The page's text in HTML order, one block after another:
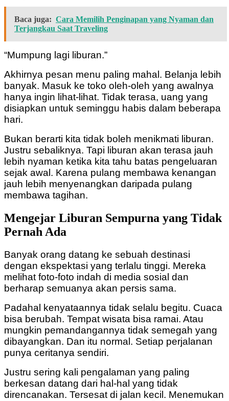
Baca juga: Cara Memilih Penginapan yang Nyaman dan
Terjangkau Saat Traveling
“Mumpung lagi liburan.”
Akhirnya pesan menu paling mahal. Belanja lebih
banyak. Masuk ke toko oleh-oleh yang awalnya
hanya ingin lihat-lihat. Tidak terasa, uang yang
disiapkan untuk seminggu habis dalam beberapa
hari.
Bukan berarti kita tidak boleh menikmati liburan.
Justru sebaliknya. Tapi liburan akan terasa jauh
lebih nyaman ketika kita tahu batas pengeluaran
sejak awal. Karena pulang membawa kenangan
jauh lebih menyenangkan daripada pulang
membawa tagihan.
Mengejar Liburan Sempurna yang Tidak
Pernah Ada
Banyak orang datang ke sebuah destinasi
dengan ekspektasi yang terlalu tinggi. Mereka
melihat foto-foto indah di media sosial dan
berharap semuanya akan persis sama.
Padahal kenyataannya tidak selalu begitu. Cuaca
bisa berubah. Tempat wisata bisa ramai. Atau
mungkin pemandangannya tidak semegah yang
dibayangkan. Dan itu normal. Setiap perjalanan
punya ceritanya sendiri.
Justru sering kali pengalaman yang paling
berkesan datang dari hal-hal yang tidak
direncanakan. Tersesat di jalan kecil. Menemukan